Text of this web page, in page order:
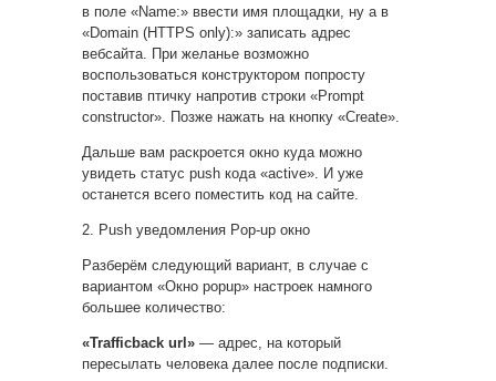
в поле «Name:» ввести имя площадки, ну а в
«Domain (HTTPS only):» записать адрес
вебсайта. При желанье возможно
воспользоваться конструктором попросту
поставив птичку напротив строки «Prompt
constructor». Позже нажать на кнопку «Create».
Дальше вам раскроется окно куда можно
увидеть статус push кода «active». И уже
останется всего поместить код на сайте.
2. Push уведомления Pop-up окно
Разберём следующий вариант, в случае с
вариантом «Окно popup» настроек намного
большее количество:
«Trafficback url» — адрес, на который
пересылать человека далее после подписки.